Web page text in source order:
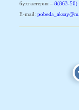
бухгалтерия – 8(863-50)
E-mail: